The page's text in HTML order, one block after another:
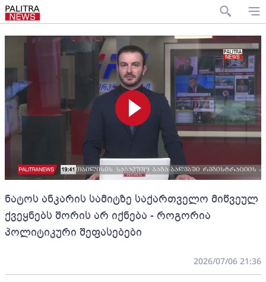
ნატოს ანკარის სამიტზე საქართველო მიწვეულ
ქვეყნებს შორის არ იქნება - როგორია
პოლიტიკური შეფასებები
2026/07/06 21:36